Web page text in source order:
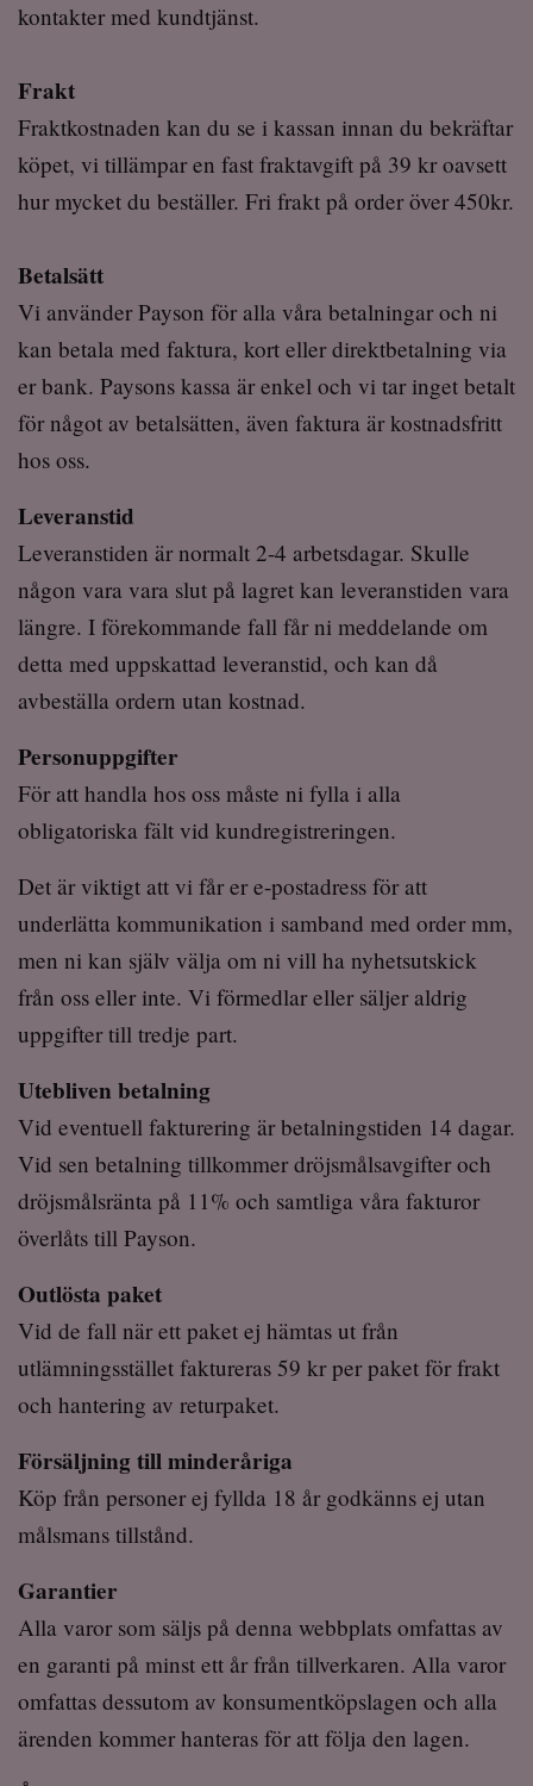
kontakter med kundtjänst.
Frakt
Fraktkostnaden kan du se i kassan innan du bekräftar
köpet, vi tillämpar en fast fraktavgift på 39 kr oavsett
hur mycket du beställer. Fri frakt på order över 450kr.
Betalsätt
Vi använder Payson för alla våra betalningar och ni
kan betala med faktura, kort eller direktbetalning via
er bank. Paysons kassa är enkel och vi tar inget betalt
för något av betalsätten, även faktura är kostnadsfritt
hos oss.
Leveranstid
Leveranstiden är normalt 2-4 arbetsdagar. Skulle
någon vara vara slut på lagret kan leveranstiden vara
längre. I förekommande fall får ni meddelande om
detta med uppskattad leveranstid, och kan då
avbeställa ordern utan kostnad.
Personuppgifter
För att handla hos oss måste ni fylla i alla
obligatoriska fält vid kundregistreringen.
Det är viktigt att vi får er e-postadress för att
underlätta kommunikation i samband med order mm,
men ni kan själv välja om ni vill ha nyhetsutskick
från oss eller inte. Vi förmedlar eller säljer aldrig
uppgifter till tredje part.
Utebliven betalning
Vid eventuell fakturering är betalningstiden 14 dagar.
Vid sen betalning tillkommer dröjsmålsavgifter och
dröjsmålsränta på 11% och samtliga våra fakturor
överlåts till Payson.
Outlösta paket
Vid de fall när ett paket ej hämtas ut från
utlämningsstället faktureras 59 kr per paket för frakt
och hantering av returpaket.
Försäljning till minderåriga
Köp från personer ej fyllda 18 år godkänns ej utan
målsmans tillstånd.
Garantier
Alla varor som säljs på denna webbplats omfattas av
en garanti på minst ett år från tillverkaren. Alla varor
omfattas dessutom av konsumentköpslagen och alla
ärenden kommer hanteras för att följa den lagen.